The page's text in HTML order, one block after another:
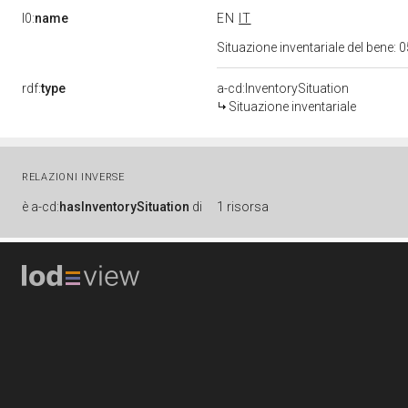
l0:name EN
IT
Situazione inventariale del bene:
rdf:type
a-cd:InventorySituation
Situazione inventariale
RELAZIONI INVERSE
è a-cd:hasInventorySituation di 1 risorsa